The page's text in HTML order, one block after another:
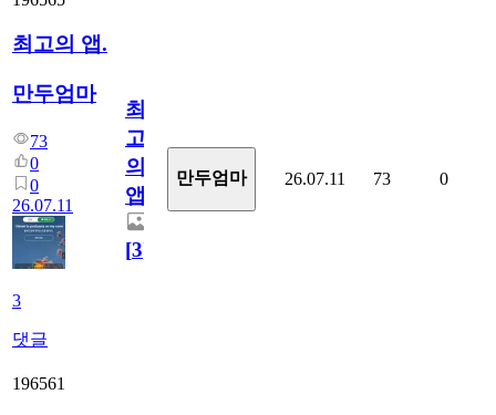
최고의 앱.
만두엄마
73
0
0
26.07.11
3
댓글
최
고
의
앱.
[3]
만두엄마 26.07.11 73 0
196561